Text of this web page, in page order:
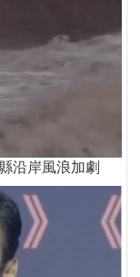
沿岸風浪加劇